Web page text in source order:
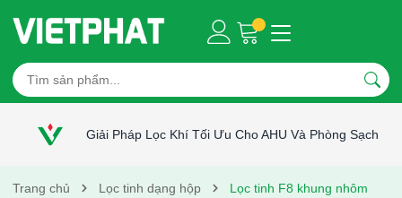
Giải Pháp Lọc Khí Tối Ưu Cho AHU Và Phòng Sạch
Trang chủ Lọc tinh dạng hộp
Lọc tinh F8 khung nhôm